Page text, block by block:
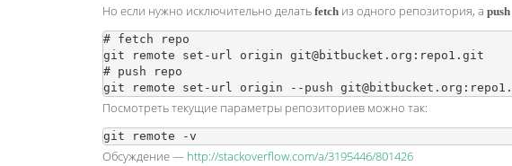
Но если нужно исключительно делать fetch из одного репозитория, а push
# fetch repo
git remote set-url origin git@bitbucket.org:repo1.git
# push repo
Посмотреть текущие параметры репозиториев можно так:
Обсуждение — http://stackoverflow.com/a/3195446/801426